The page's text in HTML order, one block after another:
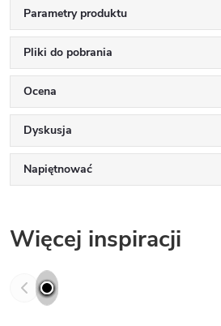
Parametry produktu
Pliki do pobrania
Ocena
Dyskusja
Napiętnować
Więcej inspiracji